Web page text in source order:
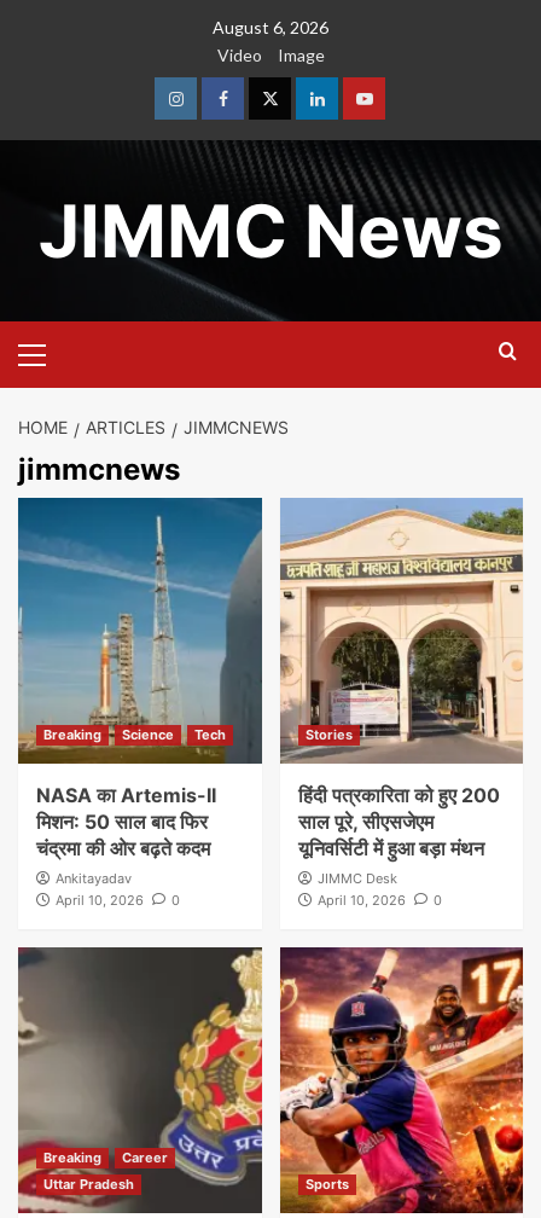
August 6, 2026
Video
Image
InstagramFacebookTwitterLinkedinYoutube
JIMMC News
Menu
HOME ARTICLES JIMMCNEWS
jimmcnews
Breaking Science Tech
NASA का Artemis-II
मिशन: 50 साल बाद फिर
चंद्रमा की ओर बढ़ते कदम
Ankitayadav
April 10, 2026
0
Stories
हिंदी पत्रकारिता को हुए 200
साल पूरे, सीएसजेएम
यूनिवर्सिटी में हुआ बड़ा मंथन
JIMMC Desk
April 10, 2026
0
Breaking
Career
Uttar Pradesh
Sports